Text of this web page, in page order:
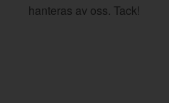
hanteras av oss. Tack!